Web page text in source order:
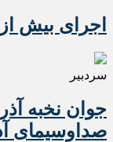
اجرای بیش از ۱۵۰ برنامه فرهنگی در اهر
سردبیر
جوان نخبه
صداوسیمای